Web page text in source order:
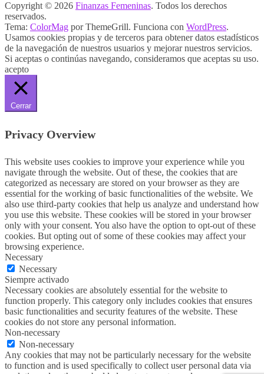
Copyright © 2026 Finanzas Femeninas. Todos los derechos
reservados.
Tema: ColorMag por ThemeGrill. Funciona con WordPress.
Usamos cookies propias y de terceros para obtener datos estadísticos
de la navegación de nuestros usuarios y mejorar nuestros servicios.
Si aceptas o continúas navegando, consideramos que aceptas su uso.
acepto
Cerrar
Privacy Overview
This website uses cookies to improve your experience while you
navigate through the website. Out of these, the cookies that are
categorized as necessary are stored on your browser as they are
essential for the working of basic functionalities of the website. We
also use third-party cookies that help us analyze and understand how
you use this website. These cookies will be stored in your browser
only with your consent. You also have the option to opt-out of these
cookies. But opting out of some of these cookies may affect your
browsing experience.
Necessary
Necessary
Siempre activado
Necessary cookies are absolutely essential for the website to
function properly. This category only includes cookies that ensures
basic functionalities and security features of the website. These
cookies do not store any personal information.
Non-necessary
Non-necessary
Any cookies that may not be particularly necessary for the website
to function and is used specifically to collect user personal data via